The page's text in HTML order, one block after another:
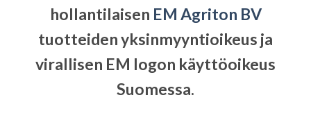
hollantilaisen EM Agriton BV
tuotteiden yksinmyyntioikeus ja
virallisen EM logon käyttöoikeus
Suomessa.